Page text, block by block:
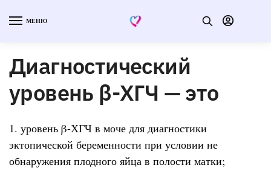
МЕНЮ
Диагностический
уровень β-ХГЧ — это
1. уровень β-ХГЧ в моче для диагностики
эктопической беременности при условии не
обнаружения плодного яйца в полости матки;